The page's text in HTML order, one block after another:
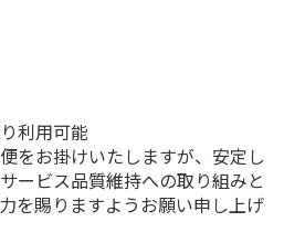
利用可能
をお掛けいたしますが、安定し
ービス品質維持への取り組みと
を賜りますようお願い申し上げ